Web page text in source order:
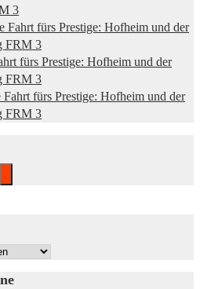
3
Fahrt fürs Prestige: Hofheim und der
FRM 3
fürs Prestige: Hofheim und der
FRM 3
Fahrt fürs Prestige: Hofheim und der
FRM 3